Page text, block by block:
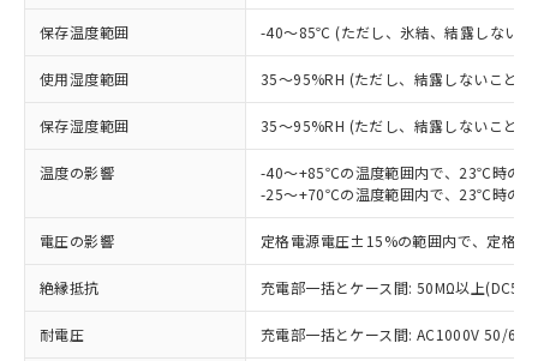
保存温度範囲 -40～85℃ (ただし、氷結、結露しないこ
使用湿度範囲 35～95%RH (ただし、結露しないこと)
保存湿度範囲 35～95%RH (ただし、結露しないこと)
温度の影響
-40～+85℃の温度範囲内で、23℃時の
-25～+70℃の温度範囲内で、23℃時の
電圧の影響 定格電源電圧±15%の範囲内で、定格
絶縁抵抗 充電部一括とケース間: 50MΩ以上
耐電圧 充電部一括とケース間: AC1000V 50/
ご利用条件
ご利用ください。
本サービスは、当社制御機器事業取扱
商品の当社在庫状況および標準価格
(税抜)を提供させていただくもので
当社制御機器事業取扱商品の中には、
本サービスの対象外となる商品もある
ことをご了承ください。
有に対応した製品に切り替える予定のある
商品です。
対応予定なし：EU RoHS指令（10物質）の
非含有に非対応の商品で、対応品を出す予
調査・確認中：EU RoHS指令（10物質）の
非含有の対応状況を調査中または確認中の
非該当品：ライセンス料など無形物で、有
害物質有無と関係のない商品です。
仕入先様の事情により、非含有部品として
むを得ず変更することがあります。
※1 中国RoHS○×表
「○」：最大均質材料含有率が中国RoHSの
基準値以下であることを示します。
「×」：最大均質材料含有率が中国RoHSの
基準値を超えていることを示します。
「－」：未確認です。当社販売部門へお問
当社は、これら貴社製品のうち、外国